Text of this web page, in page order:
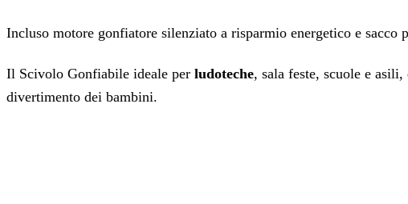
Incluso motore gonfiatore silenziato a risparmio energetico e
Il Scivolo Gonfiabile ideale per ludoteche, sala feste, scuole e
divertimento dei bambini.